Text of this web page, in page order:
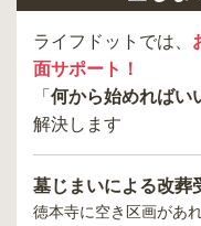
ライフドットでは、
面サポート！
「 何から始めればい
解決します
墓じまいによる改葬
徳本寺に空き区画があ